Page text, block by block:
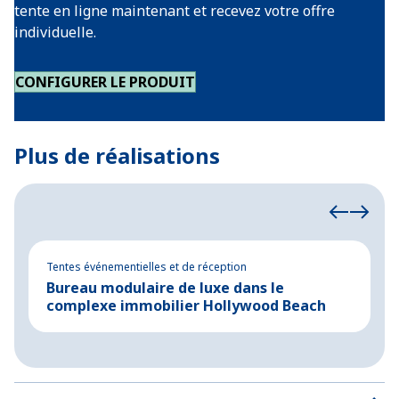
tente en ligne maintenant et recevez votre offre
individuelle.
CONFIGURER LE PRODUIT
Plus de réalisations
Tentes événementielles et de réception
Bureau modulaire de luxe dans le
complexe immobilier Hollywood Beach